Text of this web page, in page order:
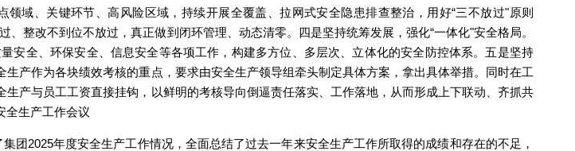
领域、关键环节、高风险区域，持续开展全覆盖、拉网式安全隐患排查整治，用好“三不放过"原则
整改不到位不放过，真正做到闭环管理、动态清零。四是坚持统筹发展，强化“一体化"安全格局。
安全、环保安全、信息安全等各项工作，构建多方位、多层次、立体化的安全防控体系。五是坚持
生产作为各块绩效考核的重点，要求由安全生产领导组牵头制定具体方案，拿出具体举措。同时在工
生产与员工工资直接挂钩，以鲜明的考核导向倒逼责任落实、工作落地，从而形成上下联动、齐抓共
团2025年度安全生产工作情况，全面总结了过去一年来安全生产工作所取得的成绩和存在的不足，